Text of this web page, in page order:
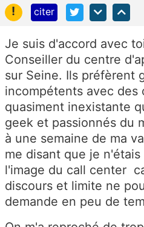
!
citer
Je suis d'accord avec
Conseiller du centre
sur Seine. Ils préfèrent
incompétents avec des
quasiment inexistante
geek et passionnés du
à une semaine de ma
me disant que je
l'image du call center
discours et limite ne
demande en peu de